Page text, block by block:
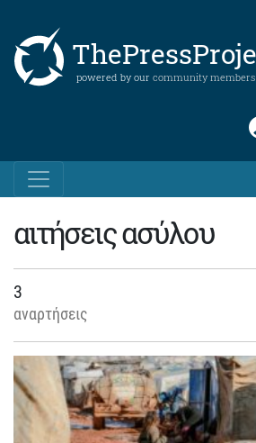
powered by our community members
αιτήσεις ασύλου
3
αναρτήσεις